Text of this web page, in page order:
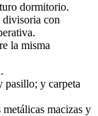
dormitorio.
divisoria con
la misma
pasillo; y carpeta
macizas y